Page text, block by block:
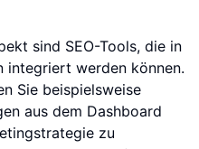
sind SEO-Tools, die in
integriert werden können.
Sie beispielsweise
aus dem Dashboard
zu